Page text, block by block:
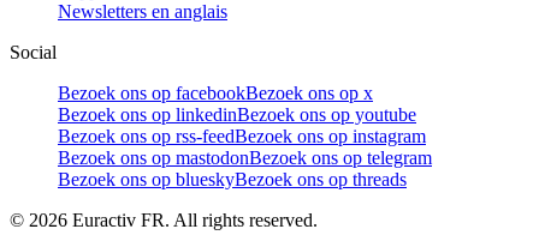
Newsletters en anglais
Social
Bezoek ons op facebookBezoek ons op x
Bezoek ons op linkedinBezoek ons op youtube
Bezoek ons op rss-feedBezoek ons op instagram
Bezoek ons op mastodonBezoek ons op telegram
Bezoek ons op blueskyBezoek ons op threads
© 2026 Euractiv FR. All rights reserved.